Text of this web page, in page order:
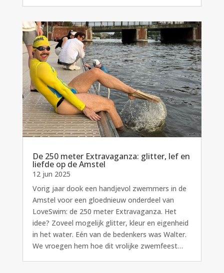
De 250 meter Extravaganza: glitter, lef en
liefde op de Amstel
12 jun 2025
Vorig jaar dook een handjevol zwemmers in de
Amstel voor een gloednieuw onderdeel van
LoveSwim: de 250 meter Extravaganza. Het
idee? Zoveel mogelijk glitter, kleur en eigenheid
in het water. Eén van de bedenkers was Walter.
We vroegen hem hoe dit vrolijke zwemfeest…